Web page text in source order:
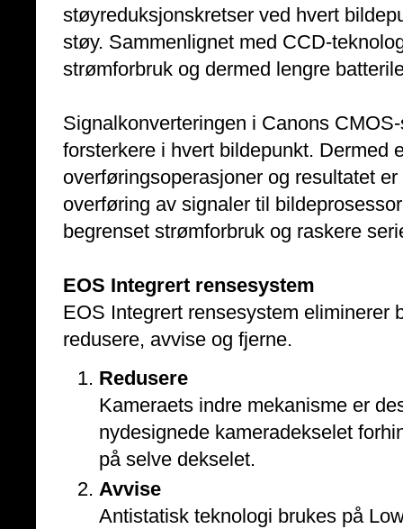
støyreduksjonskretser ved hvert
støy. Sammenlignet med CCD-
strømforbruk og dermed lengre
Signalkonverteringen i Canons
forsterkere i hvert bildepunkt. Dermed
overføringsoperasjoner og resultatet
overføring av signaler til
begrenset strømforbruk og raskere
EOS Integrert rensesystem
EOS Integrert rensesystem eliminerer
redusere, avvise og fjerne.
Redusere
Kameraets indre mekanisme er
nydesignede kameradekselet
på selve dekselet.
Avvise
Antistatisk teknologi brukes på